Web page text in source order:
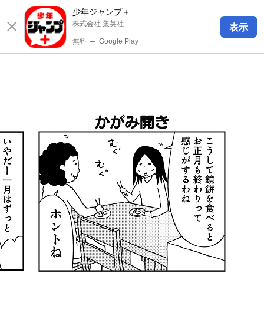
少年ジャンプ＋
株式会社 集英社
無料 ─ Google Play
表示